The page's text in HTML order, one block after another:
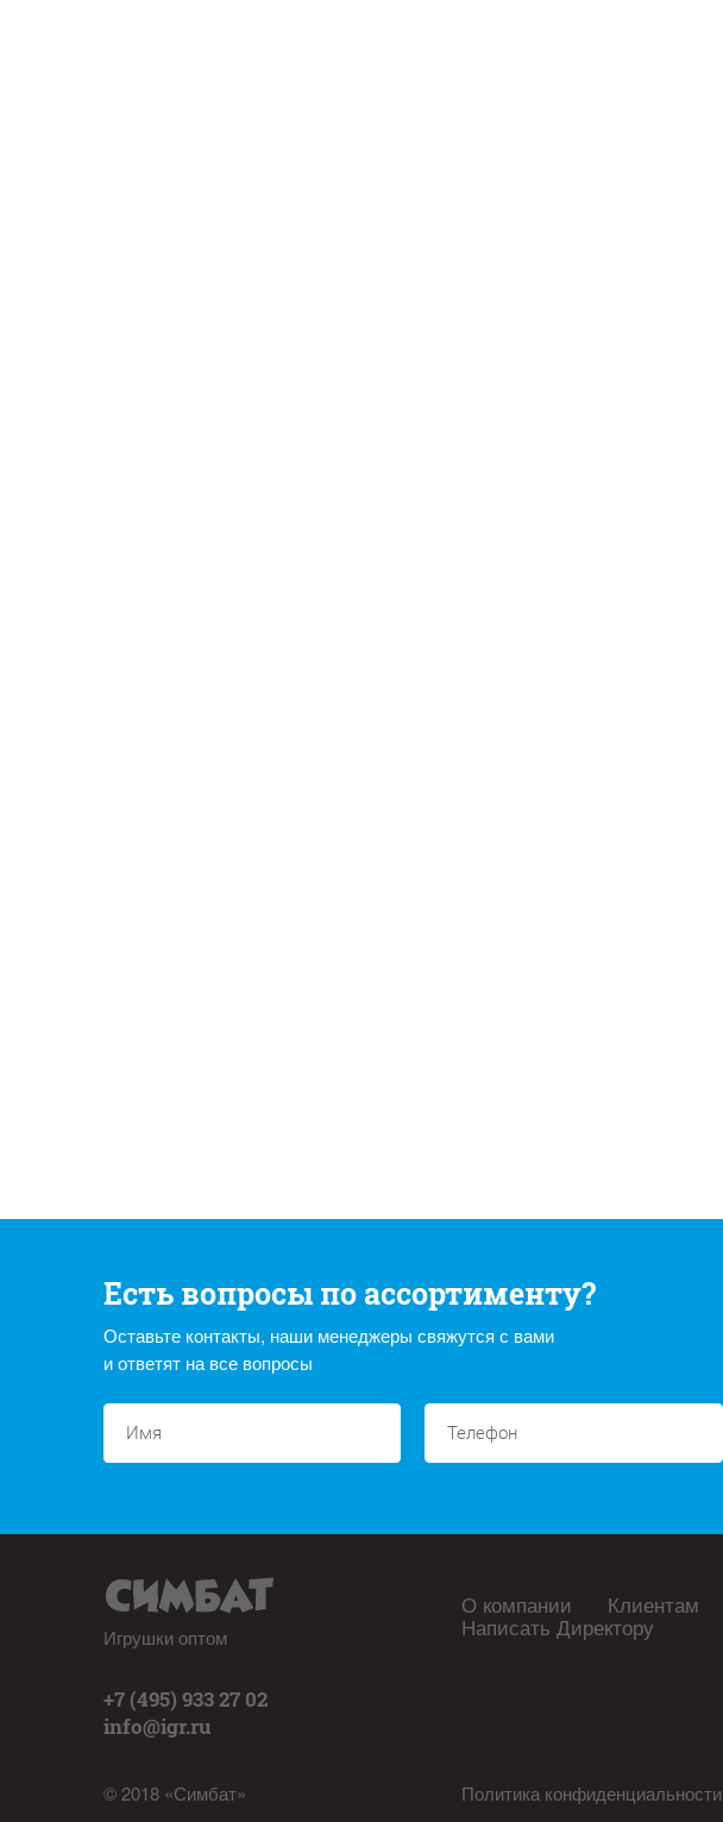
Есть вопросы по ассортименту?
Оставьте контакты, наши менеджеры свяжутся с вами
и ответят на все вопросы
Игрушки оптом
+7 (495) 933 27 02
info@igr.ru
© 2018 «Симбат»
О компании Клиентам
Написать Директору
Политика конфиденциальности